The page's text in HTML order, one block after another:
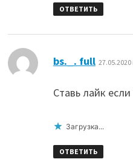
ОТВЕТИТЬ
bs._. full 27.05.2020
Ставь лайк
Загрузка...
ОТВЕТИТЬ